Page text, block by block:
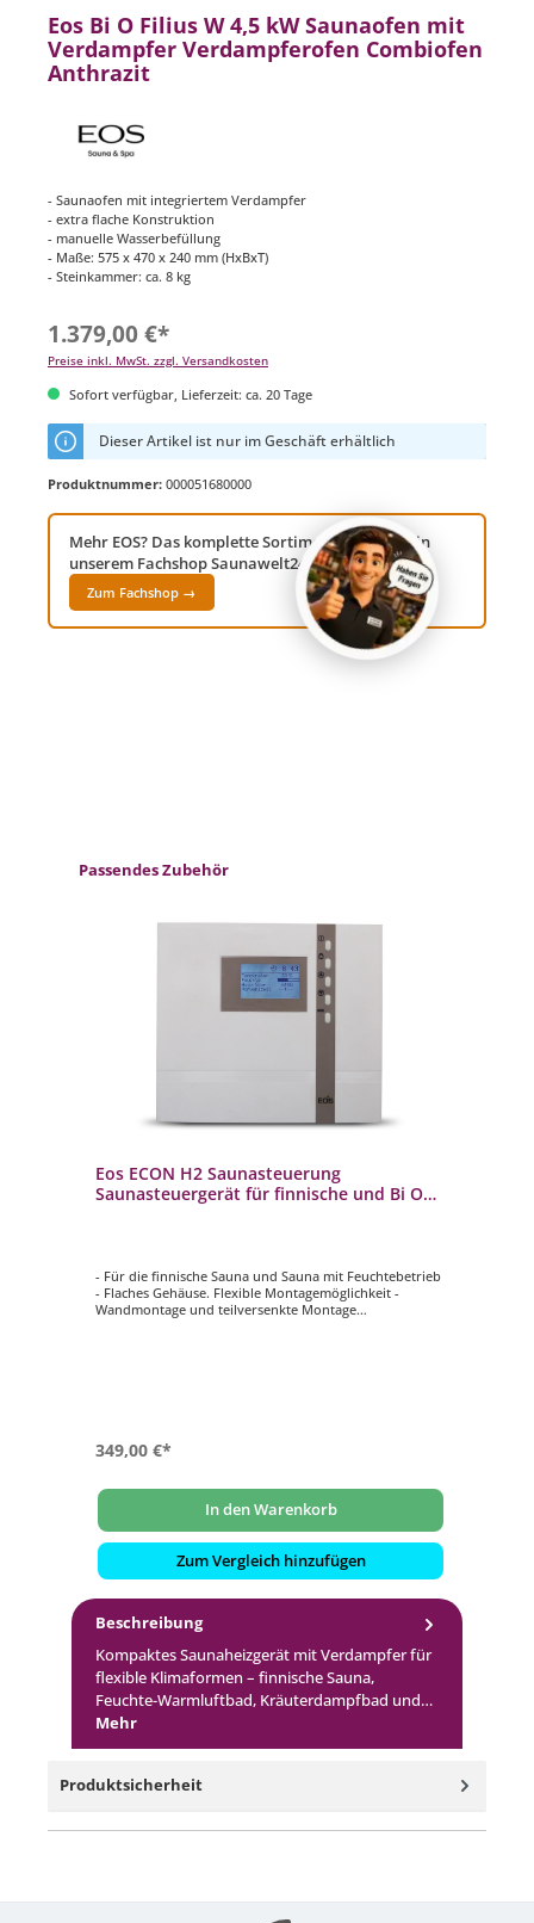
Eos Bi O Filius W 4,5 kW Saunaofen mit
Verdampfer Verdampferofen Combiofen
Anthrazit
- Saunaofen mit integriertem Verdampfer
- extra flache Konstruktion
- manuelle Wasserbefüllung
- Maße: 575 x 470 x 240 mm (HxBxT)
- Steinkammer: ca. 8 kg
1.379,00 €*
Preise inkl. MwSt. zzgl. Versandkosten
Sofort verfügbar, Lieferzeit: ca. 20 Tage
Dieser Artikel ist nur im Geschäft erhältlich
Produktnummer: 000051680000
Mehr EOS? Das komplette Sortiment findest du in
unserem Fachshop Saunawelt24!
Zum Fachshop →
Produktgalerie überspringen
Passendes Zubehör
Eos ECON H2 Saunasteuerung
Saunasteuergerät für finnische und Bi O
- Für die finnische Sauna und Sauna mit Feuchtebetrieb
- Flaches Gehäuse. Flexible Montagemöglichkeit -
Wandmontage und teilversenkte Montage
349,00 €*
In den Warenkorb
Zum Vergleich hinzufügen
Beschreibung
Kompaktes Saunaheizgerät mit Verdampfer für
flexible Klimaformen – finnische Sauna,
Feuchte-Warmluftbad, Kräuterdampfbad und…
Mehr
Produktsicherheit